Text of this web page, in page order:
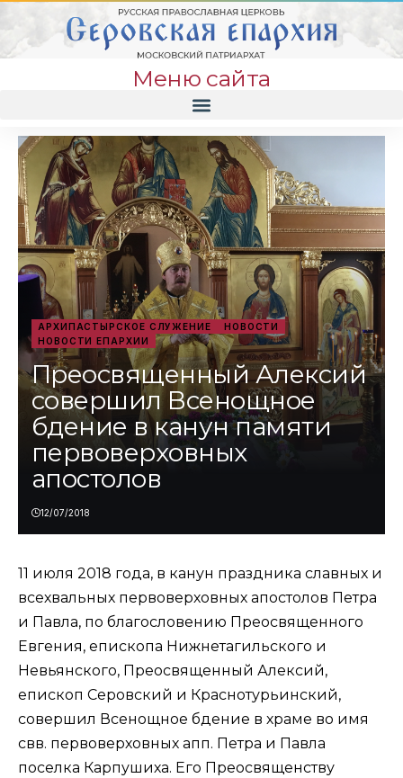
Меню сайта
АРХИПАСТЫРСКОЕ СЛУЖЕНИЕ
НОВОСТИ
НОВОСТИ ЕПАРХИИ
Преосвященный Алексий
совершил Всенощное
бдение в канун памяти
первоверховных
апостолов
12/07/2018
11 июля 2018 года, в канун праздника славных и
всехвальных первоверховных апостолов Петра
и Павла, по благословению Преосвященного
Евгения, епископа Нижнетагильского и
Невьянского, Преосвященный Алексий,
епископ Серовский и Краснотурьинский,
совершил Всенощное бдение в храме во имя
свв. первоверховных апп. Петра и Павла
поселка Карпушиха. Его Преосвященству